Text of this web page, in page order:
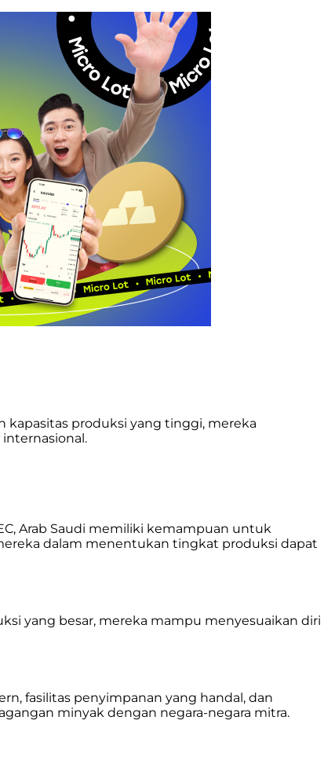
kapasitas produksi yang tinggi, mereka
Arab Saudi memiliki kemampuan untuk
dalam menentukan tingkat produksi dapat
yang besar, mereka mampu menyesuaikan diri
fasilitas penyimpanan yang handal, dan
minyak dengan negara-negara mitra.